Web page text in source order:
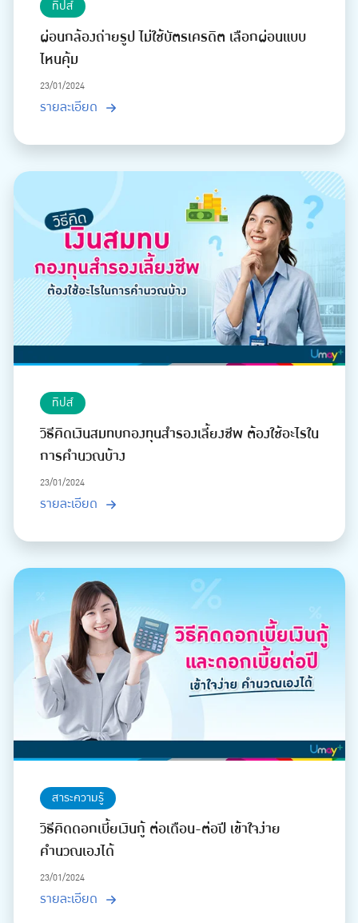
ทิปส์
ผ่อนกล้องถ่ายรูป ไม่ใช้บัตรเครดิต เลือกผ่อนแบบ
ไหนคุ้ม
23/01/2024
รายละเอียด
ทิปส์
วิธีคิดเงินสมทบกองทุนสำรองเลี้ยงชีพ ต้องใช้อะไรใน
การคำนวณบ้าง
23/01/2024
รายละเอียด
สาระความรู้
วิธีคิดดอกเบี้ยเงินกู้ ต่อเดือน-ต่อปี เข้าใจง่าย
คำนวณเองได้
23/01/2024
รายละเอียด